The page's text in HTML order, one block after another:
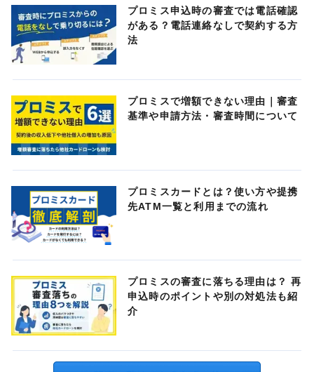
プロミス申込時の審査では電話確認
がある？電話連絡なしで契約する方
法
プロミスで増額できない理由｜審査
基準や申請方法・審査時間について
プロミスカードとは？使い方や提携
先ATM一覧と利用までの流れ
プロミスの審査に落ちる理由は？ 再
申込時のポイントや別の対処法も紹
介